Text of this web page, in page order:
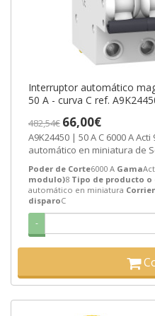
Interruptor automático
50 A - curva C ref.
482,54€ 66,00€
A9K24450 | 50 A C 6000 A Acti 9 iK60 Acti 9 8 Interruptor
automático en miniatura de
Poder de Corte6000 A Gama
modulo)8 Tipo de producto
automático en miniatura
disparoC
-